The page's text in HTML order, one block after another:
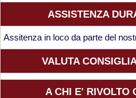
Nord America
Viaggi in Alaska
Viaggi in Canada
ASSISTENZA
Assitenza in loco da parte del
VALUTA
A CHI E' RIVOLTO